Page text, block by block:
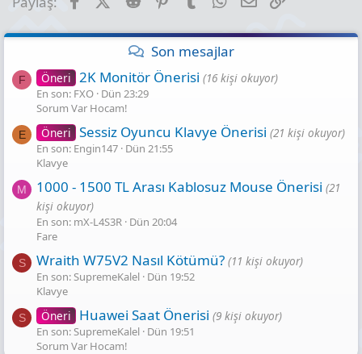
Son mesajlar
F Öneri 2K Monitör Önerisi (16 kişi okuyor)
En son: FXO Dün 23:29
Sorum Var Hocam!
E Öneri Sessiz Oyuncu Klavye Önerisi (21 kişi okuyor)
En son: Engin147 Dün 21:55
Klavye
M 1000 - 1500 TL Arası Kablosuz Mouse Önerisi (21
kişi okuyor)
En son: mX-L4S3R Dün 20:04
Fare
S Wraith W75V2 Nasıl Kötümü? (11 kişi okuyor)
En son: SupremeKalel Dün 19:52
Klavye
S Öneri Huawei Saat Önerisi (9 kişi okuyor)
En son: SupremeKalel Dün 19:51
Sorum Var Hocam!